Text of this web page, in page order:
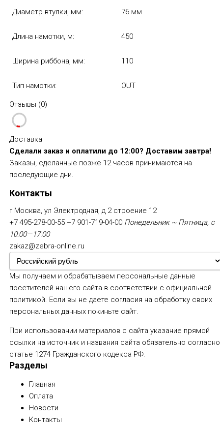
Диаметр втулки, мм: 76 мм
Длина намотки, м: 450
Ширина риббона, мм: 110
Тип намотки: OUT
Отзывы (0)
Доставка
Сделали заказ и оплатили до 12:00? Доставим завтра!
Заказы, сделанные позже 12 часов принимаются на
последующие дни.
Контакты
г Москва, ул Электродная, д 2 строение 12
+7 495-278-00-55+7 901-719-04-00 Понедельник ~ Пятница, с
10:00—17:00
zakaz@zebra-online.ru
Мы получаем и обрабатываем персональные данные
посетителей нашего сайта в соответствии с официальной
политикой. Если вы не даете согласия на обработку своих
персональных данных покиньте сайт.
При использовании материалов с сайта указание прямой
ссылки на источник и названия сайта обязательно согласно
статье 1274 Гражданского кодекса РФ.
Разделы
Главная
Оплата
Новости
Контакты